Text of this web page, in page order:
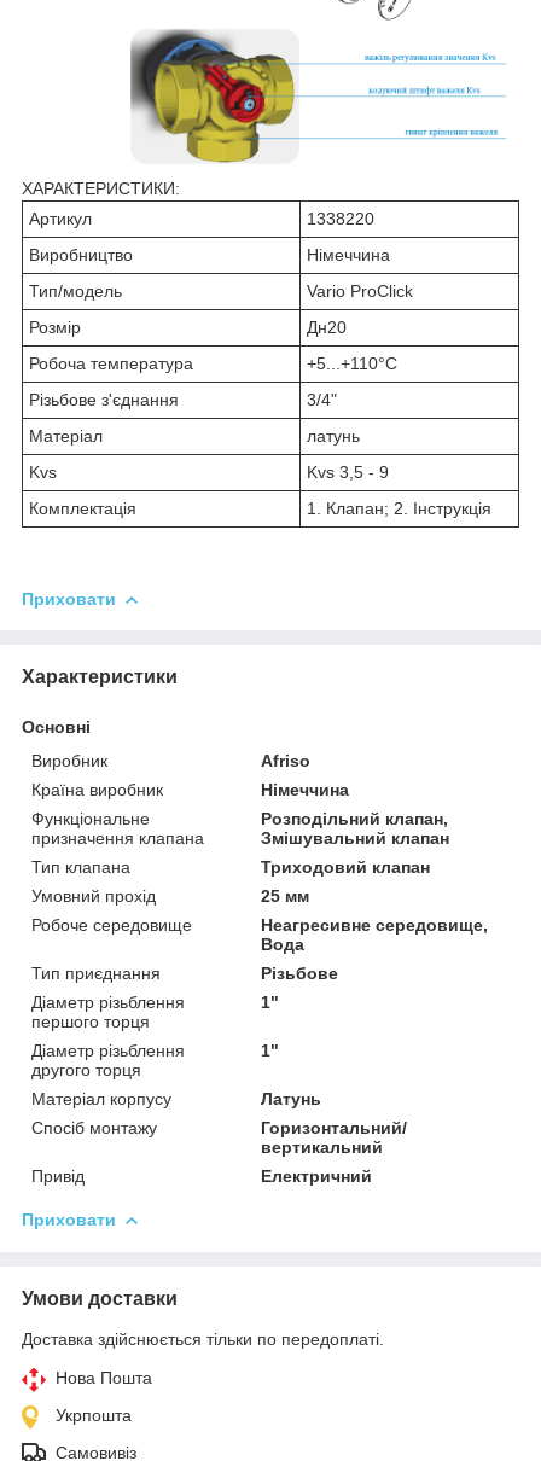
ХАРАКТЕРИСТИКИ:
Артикул
1338220
Виробництво
Німеччина
Тип/модель
Vario ProClick
Розмір
Дн20
Робоча температура
+5...+110°C
Різьбове з'єднання
3/4"
Матеріал
латунь
Kvs
Kvs 3,5 - 9
Комплектація
1. Клапан; 2. Інструкція
Приховати
Характеристики
Основні
Виробник
Afriso
Країна виробник
Німеччина
Функціональне
призначення клапана
Розподільний клапан,
Змішувальний клапан
Тип клапана
Триходовий клапан
Умовний прохід
25 мм
Робоче середовище
Неагресивне середовище,
Вода
Тип приєднання
Різьбове
Діаметр різьблення
першого торця
1"
Діаметр різьблення
другого торця
1"
Матеріал корпусу
Латунь
Спосіб монтажу
Горизонтальний/
вертикальний
Привід
Електричний
Приховати
Умови доставки
Доставка здійснюється тільки по передоплаті.
Нова Пошта
Укрпошта
Самовивіз